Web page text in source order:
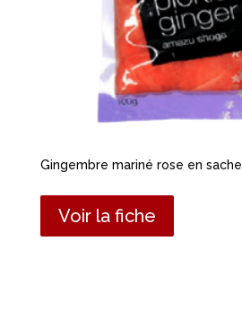
Gingembre mariné rose en
Voir la fiche